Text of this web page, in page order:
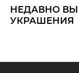
НЕДАВНО ВЫ
УКРАШЕНИЯ